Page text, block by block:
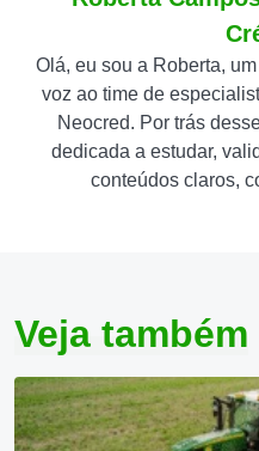
Olá, eu sou a Roberta,
voz ao time de
Neocred. Por trás
dedicada a estudar,
conteúdos claros,
Veja também